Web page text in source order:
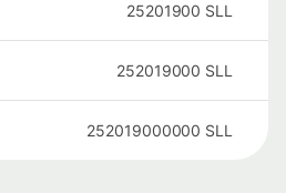
25201900 SLL
252019000 SLL
252019000000 SLL